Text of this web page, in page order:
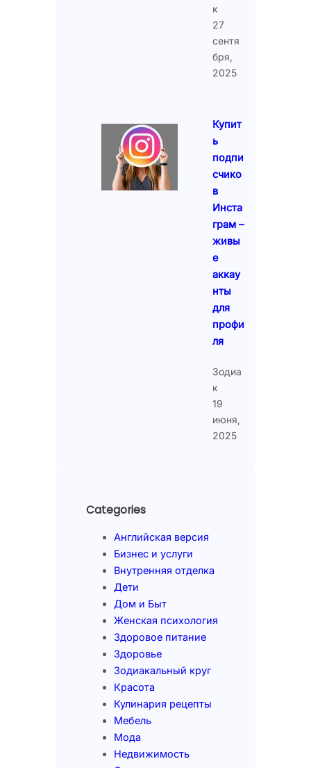
к
27
сентя
бря,
2025
Купит
ь
подпи
счико
в
Инста
грам –
живы
е
аккау
нты
для
профи
ля
Зодиа
к
19
июня,
2025
Categories
Английская версия
Бизнес и услуги
Внутренняя отделка
Дети
Дом и Быт
Женская психология
Здоровое питание
Здоровье
Зодиакальный круг
Красота
Кулинария рецепты
Мебель
Мода
Недвижимость